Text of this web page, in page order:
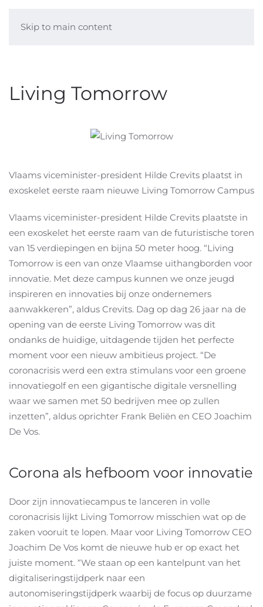
Skip to main content
Living Tomorrow
Vlaams viceminister-president Hilde Crevits plaatst in
exoskelet eerste raam nieuwe Living Tomorrow Campus
Vlaams viceminister-president Hilde Crevits plaatste in
een exoskelet het eerste raam van de futuristische toren
van 15 verdiepingen en bijna 50 meter hoog. “Living
Tomorrow is een van onze Vlaamse uithangborden voor
innovatie. Met deze campus kunnen we onze jeugd
inspireren en innovaties bij onze ondernemers
aanwakkeren”, aldus Crevits. Dag op dag 26 jaar na de
opening van de eerste Living Tomorrow was dit
ondanks de huidige, uitdagende tijden het perfecte
moment voor een nieuw ambitieus project. “De
coronacrisis werd een extra stimulans voor een groene
innovatiegolf en een gigantische digitale versnelling
waar we samen met 50 bedrijven mee op zullen
inzetten”, aldus oprichter Frank Beliën en CEO Joachim
De Vos.
Corona als hefboom voor innovatie
Door zijn innovatiecampus te lanceren in volle
coronacrisis lijkt Living Tomorrow misschien wat op de
zaken vooruit te lopen. Maar voor Living Tomorrow CEO
Joachim De Vos komt de nieuwe hub er op exact het
juiste moment. “We staan op een kantelpunt van het
digitaliseringstijdperk naar een
autonomiseringstijdperk waarbij de focus op duurzame